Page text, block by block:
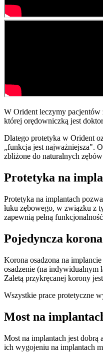
W Orident leczymy pacjentów
której orędowniczką jest
Dlatego protetyka w Orident
„funkcja jest najważniejsza".
zbliżone do naturalnych
Protetyka na
Protetyka na implantach
łuku zębowego, w związku z
zapewnią pełną
Pojedyncza
Korona osadzona na
osadzenie (na indywidualnym
Zaletą przykręcanej korony
Wszystkie prace protetyczne
Most na
Most na implantach jest
ich wygojeniu na implantach